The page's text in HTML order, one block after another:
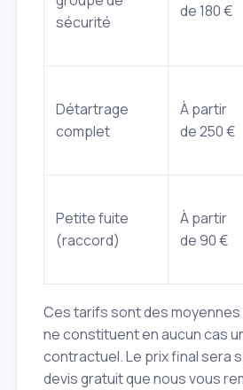
sécurité
de 180 €
Détartrage
complet
À partir
de 250 €
Petite fuite
(raccord)
À partir
de 90 €
Ces tarifs sont des
ne constituent en aucun cas
contractuel. Le prix final sera
devis gratuit que nous vous